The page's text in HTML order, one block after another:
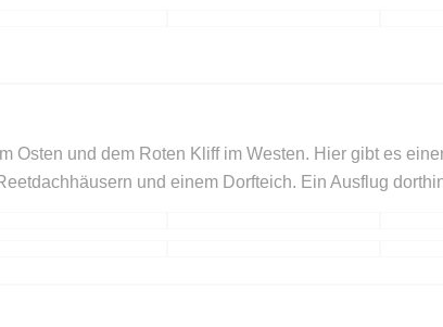
Osten und dem Roten Kliff im Westen. Hier gibt es
und einem Dorfteich. Ein Ausflug